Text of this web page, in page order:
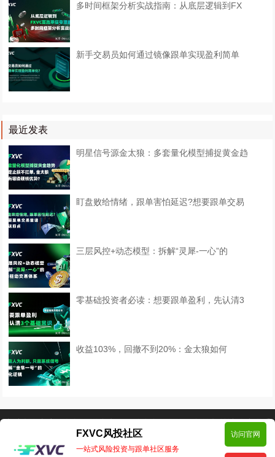
多时间框架分析实战指南：从底层逻辑到FX
​新手交易员如何通过镜像跟单实现盈利简单
最近发表
明星信号源金太狼：多套量化模型捕捉黄金趋
盯盘败给情绪，跟单害怕延迟?想要跟单交易
三层风控+动态模型：拆解“灵犀-一心”的
零基础投资者必读：想要跟单盈利，先认清3
收益103%，回撤不到20%：金太狼如何
本站所有文章、数据仅供参考，风险自负。如侵犯您的权益请移步联系
我们！邮箱:support@fxvc.net
Copyright © 2024 FXVC社区 版权所有Powered by EyouCms备案
FXVC风投社区
一站式风险投资与跟单社区服务
访问官网